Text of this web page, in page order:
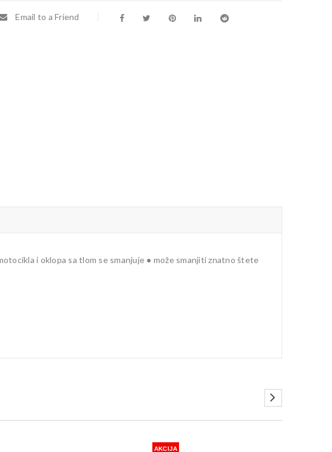
Email to a Friend
i oklopa sa tlom se smanjuje ● može smanjiti znatno štete
AKCIJA